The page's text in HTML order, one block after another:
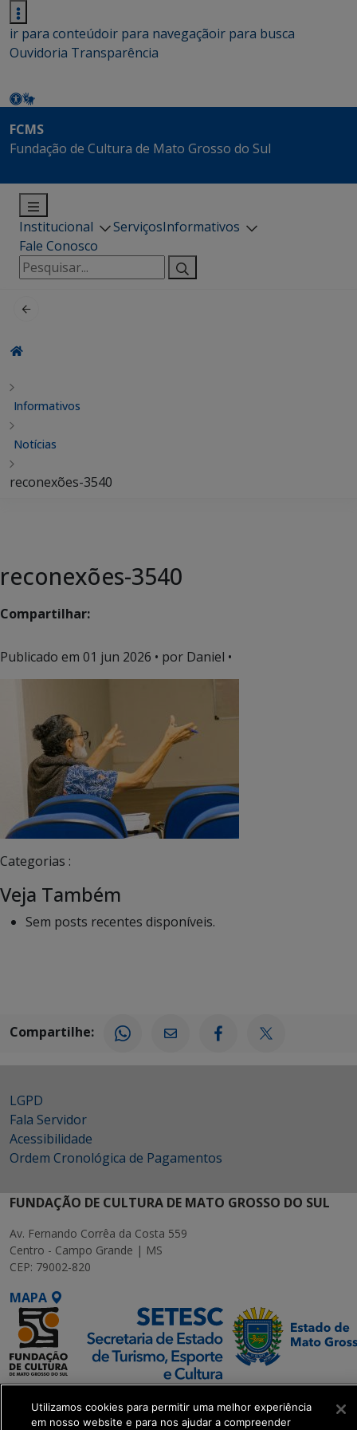
ir para conteúdoir para navegaçãoir para busca
Ouvidoria Transparência
FCMS
Fundação de Cultura de Mato Grosso do Sul
Institucional ServiçosInformativos
Fale Conosco
Pesquisar
por:
Informativos
Notícias
reconexões-3540
reconexões-3540
Compartilhar:
Publicado em 01 jun 2026 • por Daniel •
Categorias :
Veja Também
Sem posts recentes disponíveis.
Compartilhe:
LGPD
Fala Servidor
Acessibilidade
Ordem Cronológica de Pagamentos
FUNDAÇÃO DE CULTURA DE MATO GROSSO DO SUL
Av. Fernando Corrêa da Costa 559
Centro - Campo Grande | MS
CEP: 79002-820
MAPA
SETDIG | Secretaria-
Executiva de
Utilizamos cookies para permitir uma melhor experiência
em nosso website e para nos ajudar a compreender